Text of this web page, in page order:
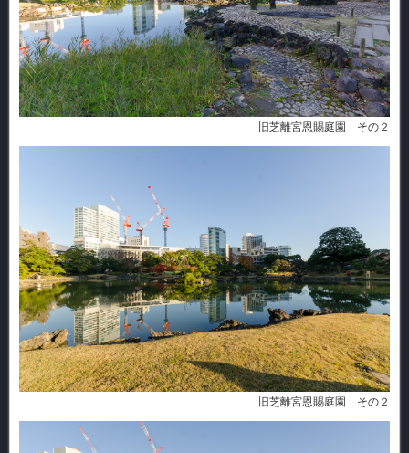
旧芝離宮恩賜庭園 その２
旧芝離宮恩賜庭園 その２